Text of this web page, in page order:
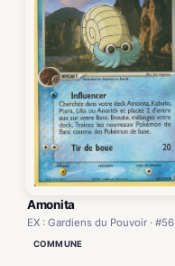
Amonita
EX : Gardiens du Pouvoir · #56
COMMUNE